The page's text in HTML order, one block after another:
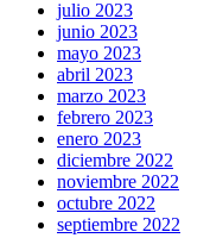
julio 2023
junio 2023
mayo 2023
abril 2023
marzo 2023
febrero 2023
enero 2023
diciembre 2022
noviembre 2022
octubre 2022
septiembre 2022